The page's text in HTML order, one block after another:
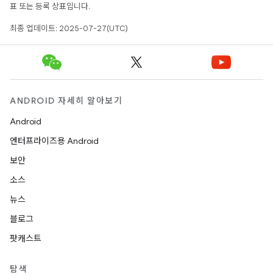
표 또는 등록 상표입니다.
최종 업데이트: 2025-07-27(UTC)
ANDROID 자세히 알아보기
Android
엔터프라이즈용 Android
보안
소스
뉴스
블로그
팟캐스트
탐색